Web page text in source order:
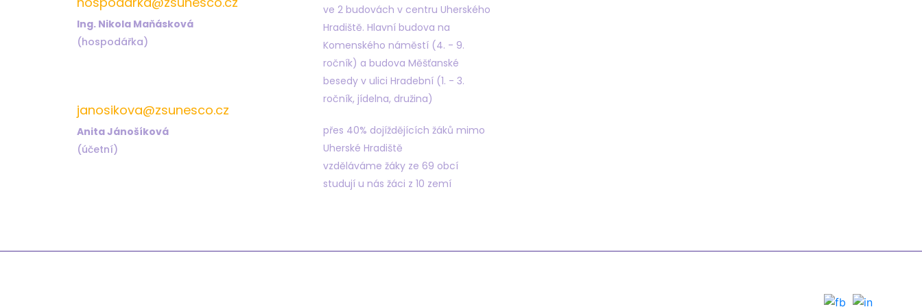
Ing. Nikola Maňásková
(hospodářka)
janosikova@zsunesco.cz
Anita Jánošíková
(účetní)
ve 2 budovách v centru Uherského
Hradiště. Hlavní budova na
Komenského náměstí (4. - 9.
ročník) a budova Měšťanské
besedy v ulici Hradební (1. - 3.
ročník, jídelna, družina)
přes 40% dojíždějících žáků mimo
Uherské Hradiště
vzděláváme žáky ze 69 obcí
studují u nás žáci z 10 zemí